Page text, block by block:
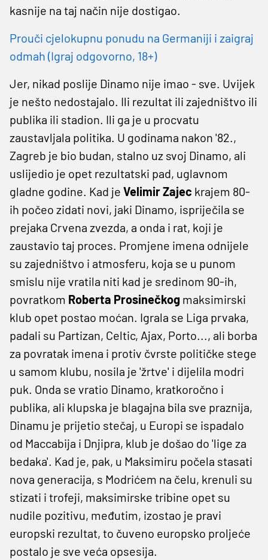
kasnije na taj način nije dostigao.
Prouči cjelokupnu ponudu na Germaniji i zaigraj
odmah (Igraj odgovorno, 18+)
Jer, nikad poslije Dinamo nije imao - sve. Uvijek
je nešto nedostajalo. Ili rezultat ili zajedništvo ili
publika ili stadion. Ili ga je u procvatu
zaustavljala politika. U godinama nakon '82.,
Zagreb je bio budan, stalno uz svoj Dinamo, ali
uslijedio je opet rezultatski pad, uglavnom
gladne godine. Kad je Velimir Zajec krajem 80-
ih počeo zidati novi, jaki Dinamo, ispriječila se
prejaka Crvena zvezda, a onda i rat, koji je
zaustavio taj proces. Promjene imena odnijele
su zajedništvo i atmosferu, koja se u punom
smislu nije vratila niti kad je sredinom 90-ih,
povratkom Roberta Prosinečkog maksimirski
klub opet postao moćan. Igrala se Liga prvaka,
padali su Partizan, Celtic, Ajax, Porto..., ali borba
za povratak imena i protiv čvrste političke stege
u samom klubu, nosila je 'žrtve' i dijelila modri
puk. Onda se vratio Dinamo, kratkoročno i
publika, ali klupska je blagajna bila sve praznija,
Dinamu je prijetio stečaj, u Europi se ispadalo
od Maccabija i Dnjipra, klub je došao do 'lige za
bedaka'. Kad je, pak, u Maksimiru počela stasati
nova generacija, s Modrićem na čelu, krenuli su
stizati i trofeji, maksimirske tribine opet su
nudile pozitivu, međutim, izostao je pravi
europski rezultat, to čuveno europsko proljeće
postalo je sve veća opsesija.